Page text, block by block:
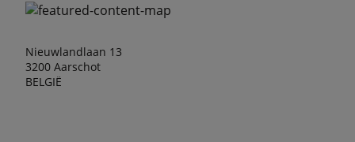
Nieuwlandlaan 13
3200 Aarschot
BELGIË